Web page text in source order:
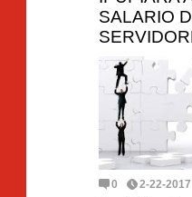
SALARIO
0 2-22-2017